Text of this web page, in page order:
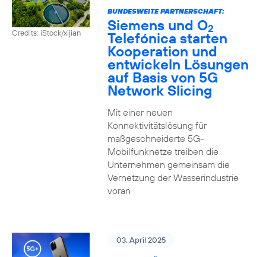
Credits: iStock/xijian
BUNDESWEITE PARTNERSCHAFT:
Siemens und O2
Telefónica starten
Kooperation und
entwickeln Lösungen
auf Basis von 5G
Network Slicing
Mit einer neuen
Konnektivitätslösung für
maßgeschneiderte 5G-
Mobilfunknetze treiben die
Unternehmen gemeinsam die
Vernetzung der Wasserindustrie
voran
03. April 2025